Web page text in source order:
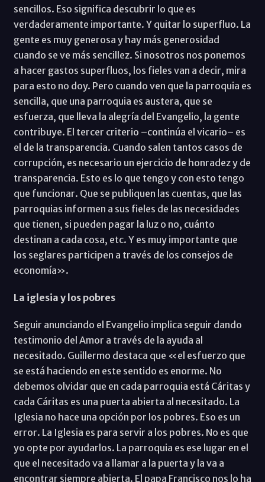
sencillos. Eso significa descubrir lo que es
verdaderamente importante. Y quitar lo superfluo. La
gente es muy generosa y hay más generosidad
cuando se ve más sencillez. Si nosotros nos ponemos
a hacer gastos superfluos, los fieles van a decir, mira
para esto no doy. Pero cuando ven que la parroquia es
sencilla, que una parroquia es austera, que se
esfuerza, que lleva la alegría del Evangelio, la gente
contribuye. El tercer criterio –continúa el vicario– es
el de la transparencia. Cuando salen tantos casos de
corrupción, es necesario un ejercicio de honradez y de
transparencia. Esto es lo que tengo y con esto tengo
que funcionar. Que se publiquen las cuentas, que las
parroquias informen a sus fieles de las necesidades
que tienen, si pueden pagar la luz o no, cuánto
destinan a cada cosa, etc. Y es muy importante que
los seglares participen a través de los consejos de
economía».
La iglesia y los pobres
Seguir anunciando el Evangelio implica seguir dando
testimonio del Amor a través de la ayuda al
necesitado. Guillermo destaca que «el esfuerzo que
se está haciendo en este sentido es enorme. No
debemos olvidar que en cada parroquia está Cáritas y
cada Cáritas es una puerta abierta al necesitado. La
Iglesia no hace una opción por los pobres. Eso es un
error. La Iglesia es para servir a los pobres. No es que
yo opte por ayudarlos. La parroquia es ese lugar en el
que el necesitado va a llamar a la puerta y la va a
encontrar siempre abierta. El papa Francisco nos lo ha